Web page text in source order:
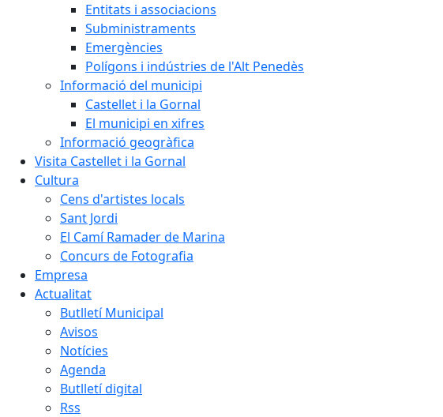
Entitats i associacions
Subministraments
Emergències
Polígons i indústries de l'Alt Penedès
Informació del municipi
Castellet i la Gornal
El municipi en xifres
Informació geogràfica
Visita Castellet i la Gornal
Cultura
Cens d'artistes locals
Sant Jordi
El Camí Ramader de Marina
Concurs de Fotografia
Empresa
Actualitat
Butlletí Municipal
Avisos
Notícies
Agenda
Butlletí digital
Rss